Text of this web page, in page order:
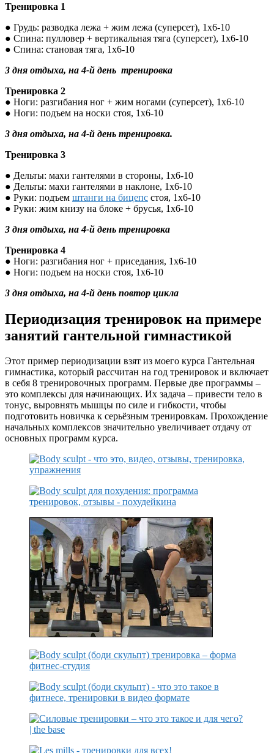
Тренировка 1
● Грудь: разводка лежа + жим лежа (суперсет), 1х6-10
● Спина: пулловер + вертикальная тяга (суперсет), 1х6-10
● Спина: становая тяга, 1х6-10
3 дня отдыха, на 4-й день тренировка
Тренировка 2
● Ноги: разгибания ног + жим ногами (суперсет), 1х6-10
● Ноги: подъем на носки стоя, 1х6-10
3 дня отдыха, на 4-й день тренировка.
Тренировка 3
● Дельты: махи гантелями в стороны, 1х6-10
● Дельты: махи гантелями в наклоне, 1х6-10
● Руки: подъем штанги на бицепс стоя, 1х6-10
● Руки: жим книзу на блоке + брусья, 1х6-10
3 дня отдыха, на 4-й день тренировка
Тренировка 4
● Ноги: разгибания ног + приседания, 1х6-10
● Ноги: подъем на носки стоя, 1х6-10
3 дня отдыха, на 4-й день повтор цикла
Периодизация тренировок на примере
занятий гантельной гимнастикой
Этот пример периодизации взят из моего курса Гантельная
гимнастика, который рассчитан на год тренировок и включает
в себя 8 тренировочных программ. Первые две программы –
это комплексы для начинающих. Их задача – привести тело в
тонус, выровнять мышцы по силе и гибкости, чтобы
подготовить новичка к серьёзным тренировкам. Прохождение
начальных комплексов значительно увеличивает отдачу от
основных программ курса.